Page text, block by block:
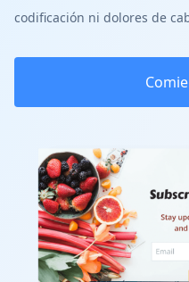
codificación ni dolores de